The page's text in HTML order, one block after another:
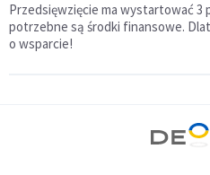
Przedsięwzięcie ma wystartować 3
potrzebne są środki finansowe.
o wsparcie!